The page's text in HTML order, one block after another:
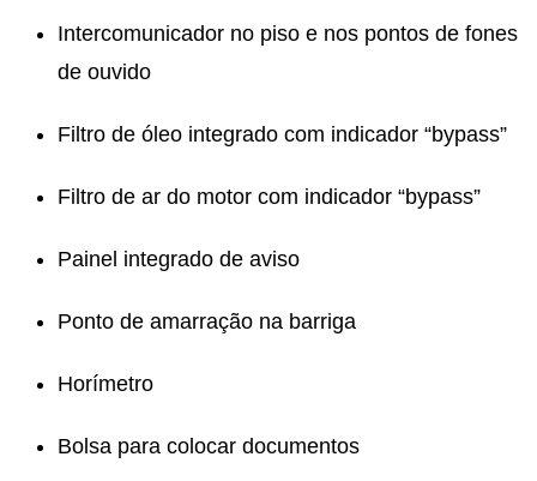
Intercomunicador no piso e nos pontos de fones
de ouvido
Filtro de óleo integrado com indicador “bypass”
Filtro de ar do motor com indicador “bypass”
Painel integrado de aviso
Ponto de amarração na barriga
Horímetro
Bolsa para colocar documentos